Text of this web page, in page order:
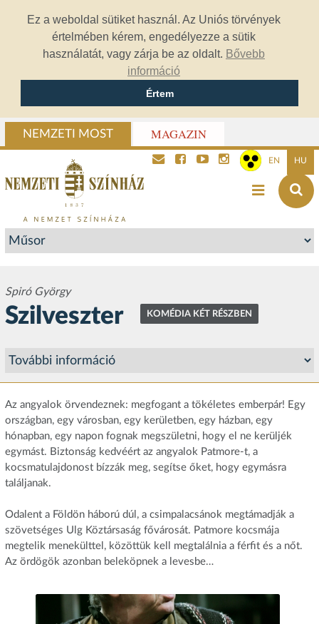
Ez a weboldal sütiket használ. Az Uniós törvények
értelmében kérem, engedélyezze a sütik
használatát, vagy zárja be az oldalt. Bővebb
információ
Értem
NEMZETI MOST MAGAZIN
EN HU
Spiró György
Szilveszter KOMÉDIA KÉT RÉSZBEN
Az angyalok örvendeznek: megfogant a tökéletes emberpár! Egy
országban, egy városban, egy kerületben, egy házban, egy
hónapban, egy napon fognak megszületni, hogy el ne kerüljék
egymást. Biztonság kedvéért az angyalok Patmore-t, a
kocsmatulajdonost bízzák meg, segítse őket, hogy egymásra
találjanak.
Odalent a Földön háború dúl, a csimpalacsánok megtámadják a
szövetséges Ulg Köztársaság fővárosát. Patmore kocsmája
megtelik menekülttel, közöttük kell megtalálnia a férfit és a nőt.
Az ördögök azonban beleköpnek a levesbe…